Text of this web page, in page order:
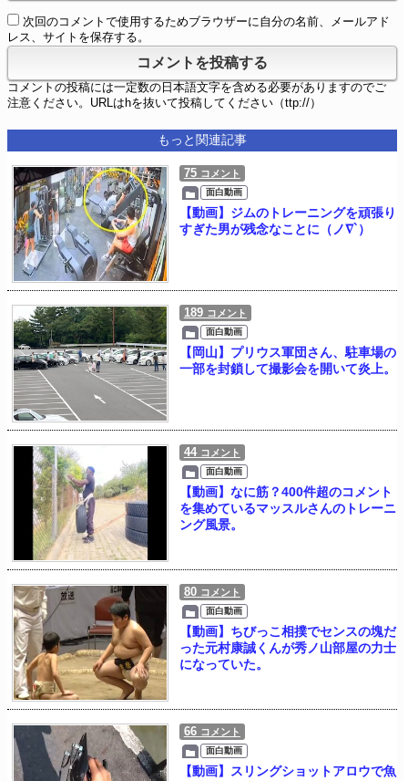
次回のコメントで使用するためブラウザーに自分の名前、メールアド
レス、サイトを保存する。
コメントの投稿には一定数の日本語文字を含める必要がありますのでご
注意ください。URLはhを抜いて投稿してください（ttp://）
もっと関連記事
75 コメント
面白動画
【動画】ジムのトレーニングを頑張り
すぎた男が残念なことに（ノ∇`）
189 コメント
面白動画
【岡山】プリウス軍団さん、駐車場の
一部を封鎖して撮影会を開いて炎上。
44 コメント
面白動画
【動画】なに筋？400件超のコメント
を集めているマッスルさんのトレーニ
ング風景。
80 コメント
面白動画
【動画】ちびっこ相撲でセンスの塊だ
った元村康誠くんが秀ノ山部屋の力士
になっていた。
66 コメント
面白動画
【動画】スリングショットアロウで魚